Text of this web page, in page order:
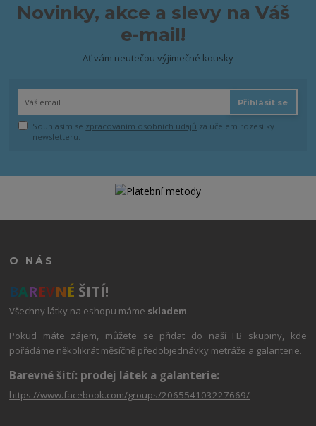
Novinky, akce a slevy na Váš
e-mail!
Ať vám neutečou výjimečné kousky
Přihlásit se
Souhlasím se zpracováním osobních údajů za účelem rozesílky
newsletteru.
O NÁS
BAREVNÉ ŠITÍ!
Všechny látky na eshopu máme skladem.
Pokud máte zájem, můžete se přidat do naší FB skupiny, kde
pořádáme několikrát měsíčně předobjednávky metráže a galanterie.
Barevné šití: prodej látek a galanterie:
https://www.facebook.com/groups/206554103227669/